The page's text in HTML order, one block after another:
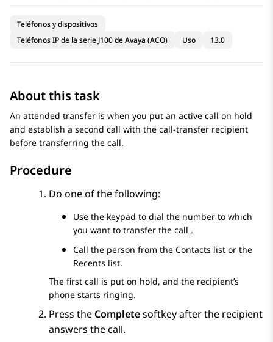
Teléfonos y dispositivos
Teléfonos IP de la serie J100 de Avaya (ACO)
Uso 13.0
About this task
An attended transfer is when you put an active call on hold
and establish a second call with the call-transfer recipient
before transferring the call.
Procedure
Do one of the following:
Use the keypad to dial the number to which
you want to transfer the call .
Call the person from the Contacts list or the
Recents list.
The first call is put on hold, and the recipient’s
phone starts ringing.
Press the Completesoftkey after the recipient
answers the call.